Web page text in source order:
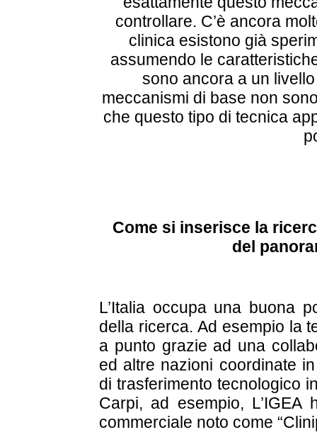
controllare. C’è ancora
clinica esistono già
assumendo le
sono ancora a un
meccanismi di base non
che questo tipo di tecnica
Come si inserisce la
del
L’Italia occupa una buona
della ricerca. Ad esempio la
a punto grazie ad una
ed altre nazioni coordinate
di trasferimento tecnologico
Carpi, ad esempio, L’IGEA
commerciale noto come